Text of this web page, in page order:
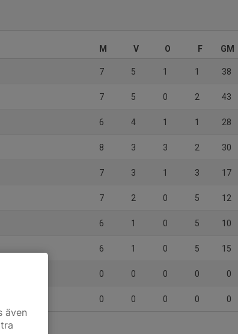
M V O F GM
7 5 1 1 38
7 5 0 2 43
6 4 1 1 28
8 3 3 2 30
7 3 1 3 17
7 2 0 5 12
6 1 0 5 10
6 1 0 5 15
0 0 0 0 0
0 0 0 0 0
även